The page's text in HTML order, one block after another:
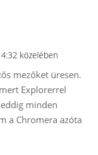
közelében
mezőket üresen.
Explorerrel
minden
a Chromera azóta